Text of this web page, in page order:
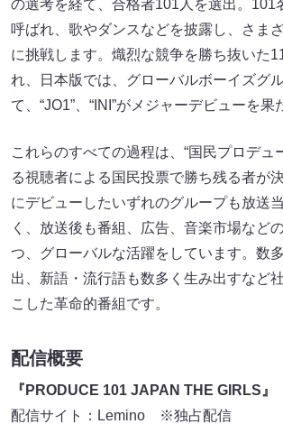
の選考を経て、合格者101人を選出。101
呼ばれ、歌やダンスなどを披露し、さま
に挑戦します。熾烈な競争を勝ち抜いた
れ、日本版では、グローバルボーイズグ
て、“JO1”、“INI”がメジャーデビューを果
これらのすべての過程は、“国民プロデュ
る視聴者による国民投票で勝ち残る者が
にデビューしたいずれのグループも放送
く、放送後も番組、広告、音楽市場など
つ、グローバルな活躍をしています。数
出、新語・流行語も数多く生み出すなど
こした革命的番組です。
配信概要
『PRODUCE 101 JAPAN THE GIRLS』
配信サイト：Lemino ※独占配信